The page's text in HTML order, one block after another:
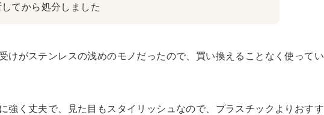
てから処分しました
けがステンレスの浅めのモノだったので、買い換えることなく使ってい
強く丈夫で、
見た目もスタイリッシュなので、プラスチックよりおすす